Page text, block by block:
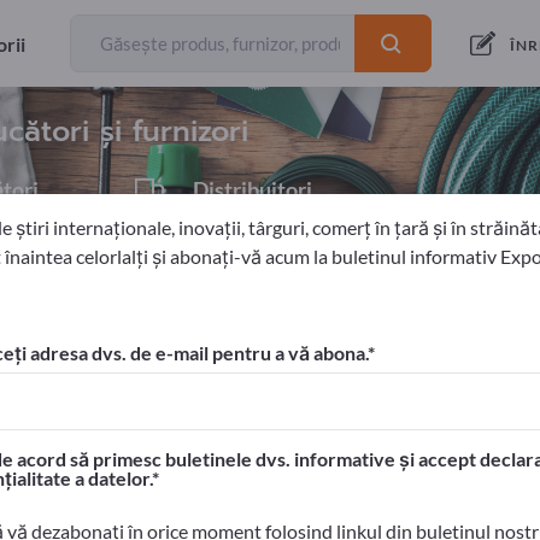
și furnizori
Distribuitori
6
exportatori20
comerciale >> începeți aici
dvs. pe Exportpages.
aici
știri internaționale, inovații, târguri, comerț în țară și în
celorlalți și abonați-vă acum la buletinul informativ
adresa dvs. de e-mail pentru a vă abona.
acord să primesc buletinele dvs. informative și accept
a datelor.
vă dezabonați în orice moment folosind linkul din buletinul